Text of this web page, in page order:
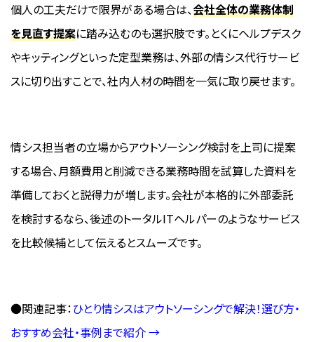
個人の工夫だけで限界がある場合は、会社全体の業務体制
を見直す提案に踏み込むのも選択肢です。とくにヘルプデスク
やキッティングといった定型業務は、外部の情シス代行サービ
スに切り出すことで、社内人材の時間を一気に取り戻せます。
情シス担当者の立場からアウトソーシング検討を上司に提案
する場合、月額費用と削減できる業務時間を試算した資料を
準備しておくと説得力が増します。会社が本格的に外部委託
を検討するなら、後述のトータルITヘルパーのようなサービス
を比較候補として伝えるとスムーズです。
●関連記事：ひとり情シスはアウトソーシングで解決！選び方・
おすすめ会社・事例まで紹介 →